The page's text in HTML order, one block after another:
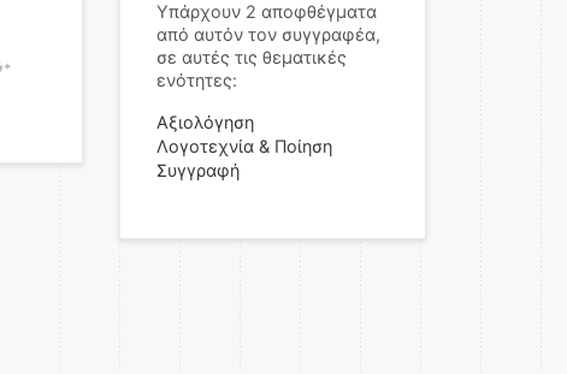
Υπάρχουν 2 αποφθέγματα
από αυτόν τον συγγραφέα,
σε αυτές τις θεματικές
ενότητες:
Αξιολόγηση
Λογοτεχνία & Ποίηση
Συγγραφή